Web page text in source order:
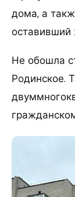
дома, а
оставивший
Не обошла
Родинское.